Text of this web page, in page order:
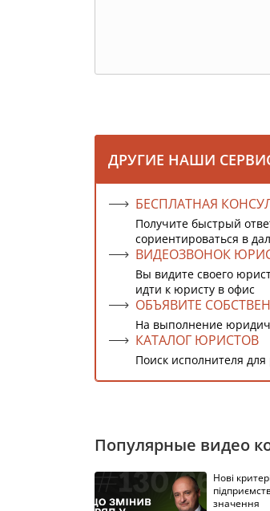
ДРУГИЕ НАШИ
БЕСПЛАТНАЯ
Получите быстрый
сориентироваться в
ВИДЕОЗВОНОК
Вы видите своего
идти к юристу в офис
ОБЪЯВИТЕ
На выполнение
КАТАЛОГ ЮРИСТОВ
Поиск исполнителя
Популярные видео
Нові
значення